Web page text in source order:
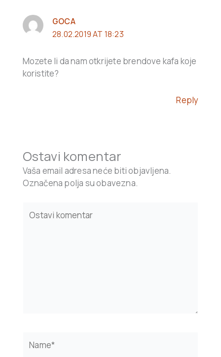
GOCA
28.02.2019 AT 18:23
Mozete li da nam otkrijete brendove kafa koje
koristite?
Reply
Ostavi komentar
Vaša email adresa neće biti objavljena.
Označena polja su obavezna.
here..